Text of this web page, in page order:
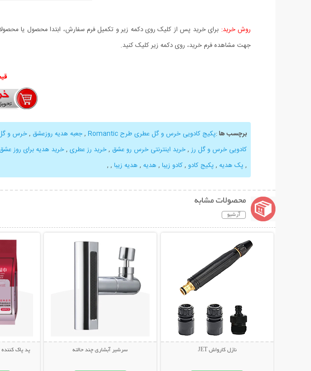
روش خرید: برای خرید پس از کلیک روی دکمه زیر و تکمیل فرم سفارش، ابتدا محصول یا
جهت مشاهده فرم خرید، روی دکمه زیر کلیک کنید.
برچسب ها:پکیج کادویی خرس و گل عطری طرح Romantic ,جعبه هدیه روزعشق ,خرس و
کادویی خرس و گل رز ,خرید اینترنتی خرس رو عشق ,خرید رز عطری ,خرید هدیه برای روز عشق
, پک هدیه , پکیج کادو ,کادو زیبا , هدیه , هدیه زیبا ,
,
محصولات مشابه
آرشیو
نازل کارواش JET سرشیر آبشاری چند حالته